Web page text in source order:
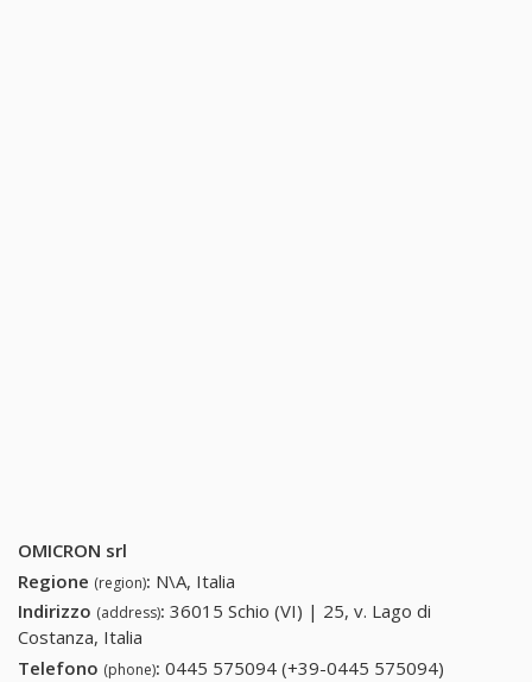
OMICRON srl
Regione (region): N\A, Italia
Indirizzo (address): 36015 Schio (VI) | 25, v. Lago di
Costanza, Italia
Telefono (phone): 0445 575094 (+39-0445 575094)